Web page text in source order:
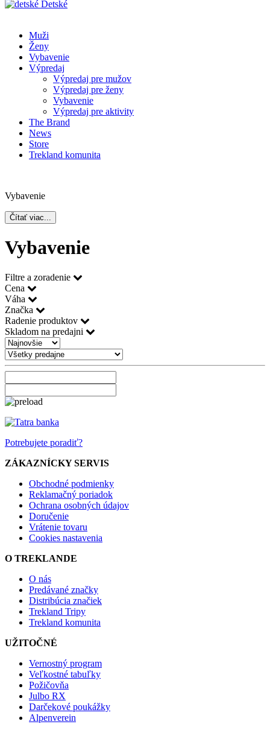
Detské
Muži
Ženy
Vybavenie
Výpredaj
Výpredaj pre mužov
Výpredaj pre ženy
Vybavenie
Výpredaj pre aktivity
The Brand
News
Store
Trekland komunita
Vybavenie
Čítať viac...
Vybavenie
Filtre a zoradenie
Cena
Váha
Značka
Radenie produktov
Skladom na predajni
Potrebujete poradiť?
ZÁKAZNÍCKY SERVIS
Obchodné podmienky
Reklamačný poriadok
Ochrana osobných údajov
Doručenie
Vrátenie tovaru
Cookies nastavenia
O TREKLANDE
O nás
Predávané značky
Distribúcia značiek
Trekland Tripy
Trekland komunita
UŽITOČNÉ
Vernostný program
Veľkostné tabuľky
Požičovňa
Julbo RX
Darčekové poukážky
Alpenverein